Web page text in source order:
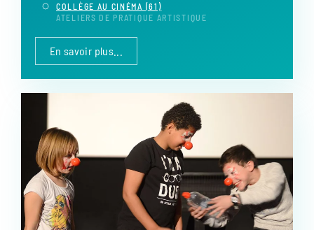
COLLÈGE AU CINÉMA (61)
ATELIERS DE PRATIQUE ARTISTIQUE
En savoir plus...